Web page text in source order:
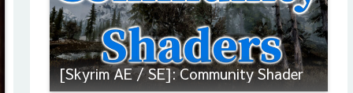
[Skyrim AE / SE]: Community Shader